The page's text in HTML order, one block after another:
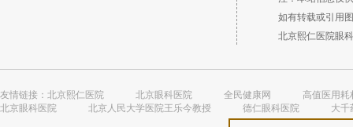
如有转载或引用
北京熙仁医院眼
友情链接： 北京熙仁医院 北京眼科医院 全民健康网
高值医用耗
北京眼科医院
北京人民大学医院王乐今教授 德仁眼科医院 大千